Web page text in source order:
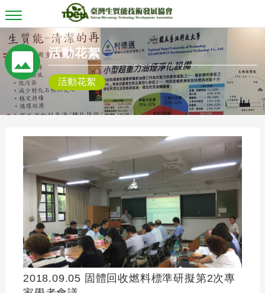
T
o
g
g
e
n
a
v
活動花絮
活動花絮
2018.09.05 固體回收燃料標準研擬第2次專